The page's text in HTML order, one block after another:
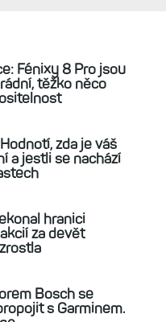
aktuální kondici